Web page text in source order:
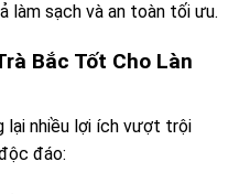
làm sạch và an toàn tối ưu.
Bắc Tốt Cho Làn
lại nhiều lợi ích vượt trội
đáo: